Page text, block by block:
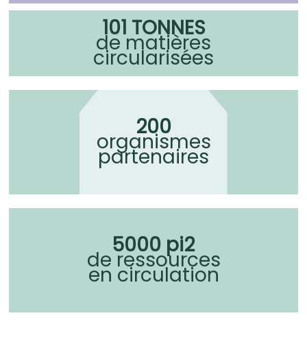
101 TONNES
de matières
circularisées
200
organismes
partenaires
5000 pi2
de ressources
en circulation